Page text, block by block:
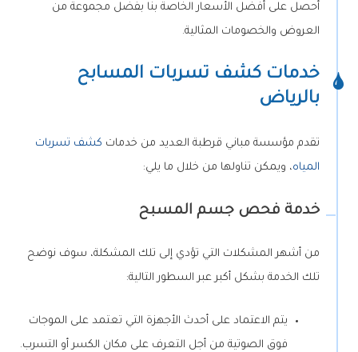
أحصل على أفضل الأسعار الخاصة بنا بفضل مجموعة من
العروض والخصومات المثالية.
خدمات كشف تسربات المسابح
بالرياض
تقدم مؤسسة مباني قرطبة العديد من خدمات كشف تسربات
المياه، ويمكن تناولها من خلال ما يلي:
خدمة فحص جسم المسبح
من أشهر المشكلات التي تؤدي إلى تلك المشكلة، سوف نوضح
تلك الخدمة بشكل أكبر عبر السطور التالية:
يتم الاعتماد على أحدث الأجهزة التي تعتمد على الموجات
فوق الصوتية من أجل التعرف على مكان الكسر أو التسرب.